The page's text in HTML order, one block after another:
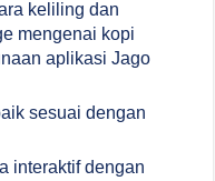
keliling dan
mengenai kopi
aplikasi Jago
sesuai dengan
interaktif dengan